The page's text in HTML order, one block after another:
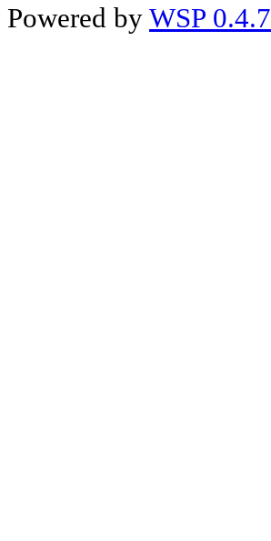
Powered by WSP 0.4.7